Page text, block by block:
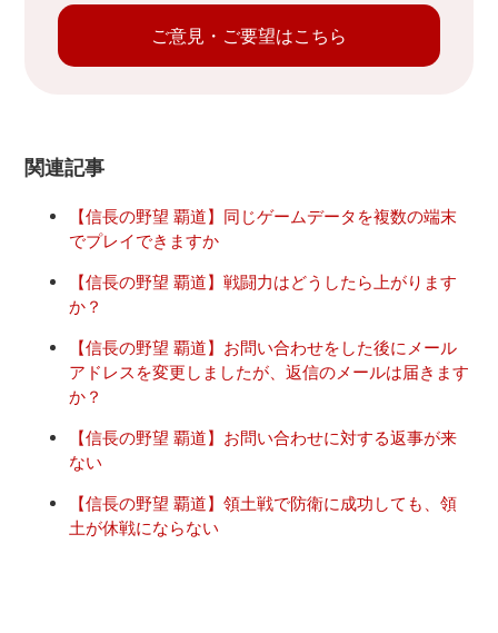
ご意見・ご要望はこちら
関連記事
【信長の野望 覇道】同じゲームデータを複数の端末
でプレイできますか
【信長の野望 覇道】戦闘力はどうしたら上がります
か？
【信長の野望 覇道】お問い合わせをした後にメール
アドレスを変更しましたが、返信のメールは届きます
か？
【信長の野望 覇道】お問い合わせに対する返事が来
ない
【信長の野望 覇道】領土戦で防衛に成功しても、領
土が休戦にならない